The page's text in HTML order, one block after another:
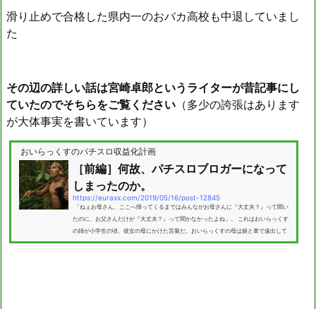
滑り止めで合格した県内一のおバカ高校も中退していまし
た
その辺の詳しい話は宮崎卓郎というライターが昔記事にし
ていたのでそちらをご覧ください （多少の誇張はあります
が大体事実を書いています）
おいらっくすのパチスロ収益化計画
［前編］何故、パチスロブロガーになって
しまったのか。
https://euraxx.com/2019/05/16/post-12845
「ねぇお母さん、ここへ帰ってくるまではみんながお母さんに『大丈夫？』って聞い
たのに、お父さんだけが『大丈夫？』って聞かなかったよね」。 これはおいらっくす
の姉が小学生の頃、彼女の母にかけた言葉だ。おいらっくすの母は娘と車で遠出して
いる折に、自損事故を起こしてしまった。 彼らの車は見るも無残に、フロントが変形